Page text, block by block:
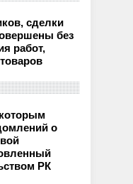
сделки
без
работ,
о
РК